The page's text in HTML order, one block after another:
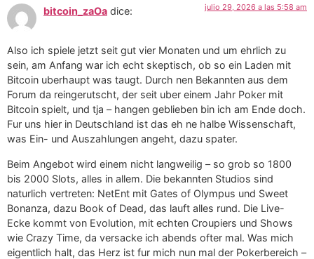
bitcoin_zaOa dice: julio 29, 2026 a las 5:58 am
Also ich spiele jetzt seit gut vier Monaten und um ehrlich zu
sein, am Anfang war ich echt skeptisch, ob so ein Laden mit
Bitcoin uberhaupt was taugt. Durch nen Bekannten aus dem
Forum da reingerutscht, der seit uber einem Jahr Poker mit
Bitcoin spielt, und tja – hangen geblieben bin ich am Ende doch.
Fur uns hier in Deutschland ist das eh ne halbe Wissenschaft,
was Ein- und Auszahlungen angeht, dazu spater.
Beim Angebot wird einem nicht langweilig – so grob so 1800
bis 2000 Slots, alles in allem. Die bekannten Studios sind
naturlich vertreten: NetEnt mit Gates of Olympus und Sweet
Bonanza, dazu Book of Dead, das lauft alles rund. Die Live-
Ecke kommt von Evolution, mit echten Croupiers und Shows
wie Crazy Time, da versacke ich abends ofter mal. Was mich
eigentlich halt, das Herz ist fur mich nun mal der Pokerbereich –